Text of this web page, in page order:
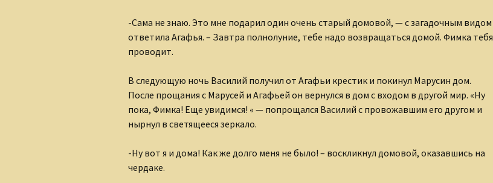
Тамара Знамировская
-Сама не знаю. Это мне подарил один очень старый домовой, — с загадочным видом
ответила Агафья. – Завтра полнолуние, тебе надо возвращаться домой. Фимка тебя
проводит.
В следующую ночь Василий получил от Агафьи крестик и покинул Марусин дом.
После прощания с Марусей и Агафьей он вернулся в дом с входом в другой мир. «Ну
пока, Фимка! Еще увидимся! « — попрощался Василий с провожавшим его другом и
нырнул в светящееся зеркало.
-Ну вот я и дома! Как же долго меня не было! – воскликнул домовой, оказавшись на
чердаке.